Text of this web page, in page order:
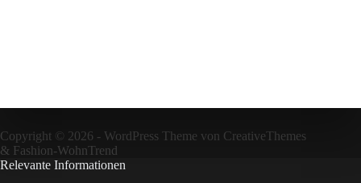
Copyright © 2026 - WordPress Theme von CreativeThemes
& Fashion-WohnTrend
Relevante Informationen